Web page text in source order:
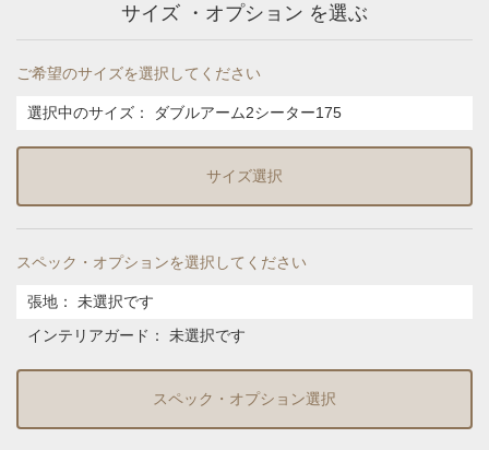
サイズ ・オプション を選ぶ
ご希望のサイズを選択してください
選択中のサイズ： ダブルアーム2シーター175
サイズ選択
スペック・オプションを選択してください
張地 ：
未選択です
インテリアガード ： 未選択です
スペック・オプション選択